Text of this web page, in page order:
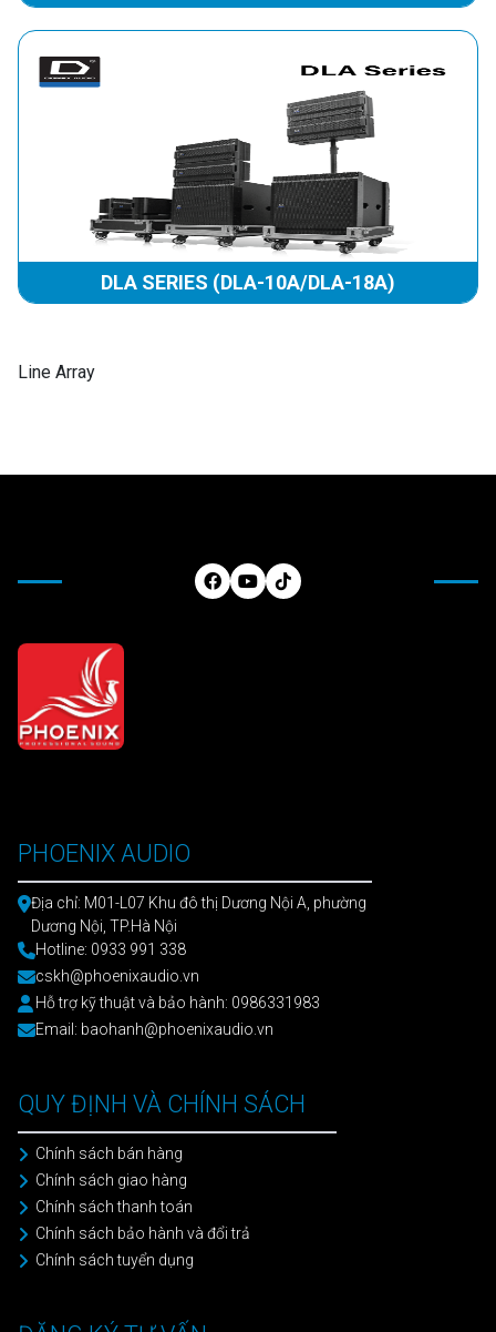
DLA SERIES (DLA-10A/DLA-18A)
Line Array
PHOENIX AUDIO
Địa chỉ: M01-L07 Khu đô thị Dương Nội A, phường
Dương Nội, TP.Hà Nội
Hotline: 0933 991 338
cskh@phoenixaudio.vn
Hỗ trợ kỹ thuật và bảo hành: 0986331983
Email: baohanh@phoenixaudio.vn
QUY ĐỊNH VÀ CHÍNH SÁCH
Chính sách bán hàng
Chính sách giao hàng
Chính sách thanh toán
Chính sách bảo hành và đổi trả
Chính sách tuyển dụng